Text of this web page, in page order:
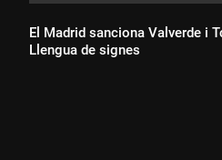
El Madrid sanciona Valverde i
Llengua de signes